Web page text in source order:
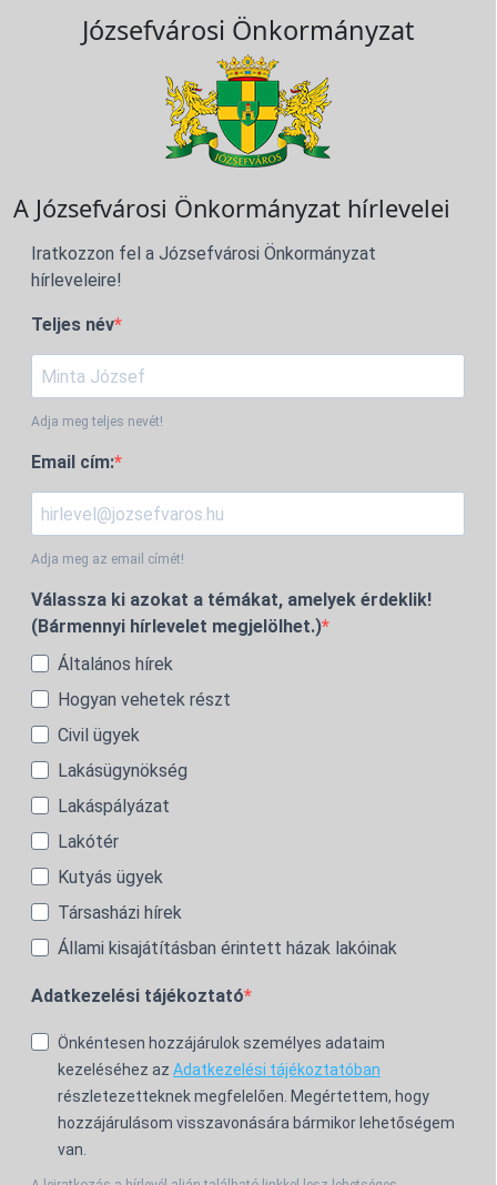
Józsefvárosi Önkormányzat
A Józsefvárosi Önkormányzat hírlevelei
Iratkozzon fel a Józsefvárosi Önkormányzat
hírleveleire!
Teljes név
Adja meg teljes nevét!
Email cím:
Adja meg az email címét!
Válassza ki azokat a témákat, amelyek érdeklik!
(Bármennyi hírlevelet megjelölhet.)
Általános hírek
Hogyan vehetek részt
Civil ügyek
Lakásügynökség
Lakáspályázat
Lakótér
Kutyás ügyek
Társasházi hírek
Állami kisajátításban érintett házak lakóinak
Adatkezelési tájékoztató
Önkéntesen hozzájárulok személyes adataim
kezeléséhez az Adatkezelési tájékoztatóban
részletezetteknek megfelelően. Megértettem, hogy
hozzájárulásom visszavonására bármikor lehetőségem
van.